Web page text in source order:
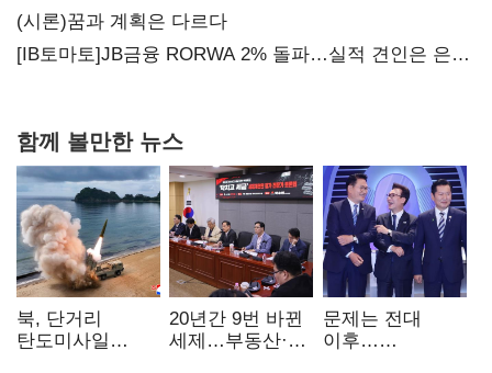
4만278명
(시론)꿈과 계획은 다르다
[IB토마토]JB금융 RORWA 2% 돌파…실적 견인은 은행
함께 볼만한 뉴스
북, 단거리
탄도미사일
20년간 9번 바뀐
세제…부동산·
문제는 전대
이후…